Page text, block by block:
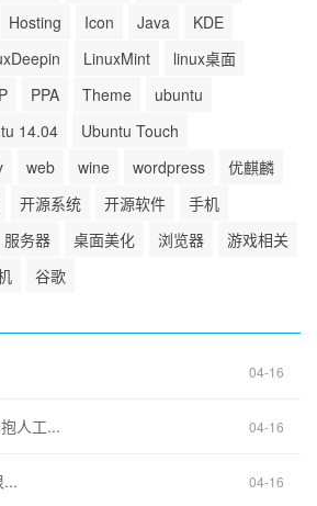
Hosting Icon Java
KDE
LinuxMint
linux桌面
PPA Theme
ubuntu
14.04
Ubuntu Touch
web wine wordpress
优麒麟
开源系统 开源软件
手机
服务器 桌面美化 浏览器
游戏相关
谷歌
04-16
人工... 04-16
04-16